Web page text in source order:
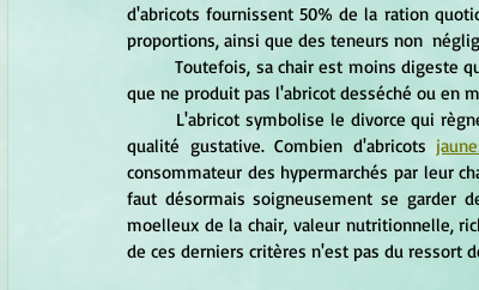
d'abricots fournissent 50% de la ration
proportions, ainsi que des teneurs non
Toutefois, sa chair est moins digeste
que ne produit pas l'abricot desséché ou en
L'abricot symbolise le divorce qui
qualité gustative. Combien d'abricots
consommateur des hypermarchés par leur
faut désormais soigneusement se garder
moelleux de la chair, valeur nutritionnelle,
de ces derniers critères n'est pas du ressort